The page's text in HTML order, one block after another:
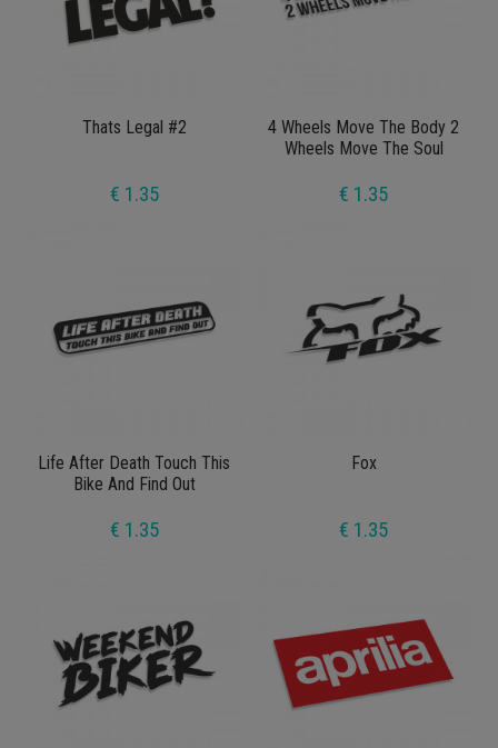
Thats Legal #2
€ 1.35
4 Wheels Move The Body 2
Wheels Move The Soul
€ 1.35
Life After Death Touch This
Bike And Find Out
€ 1.35
Fox
€ 1.35